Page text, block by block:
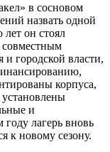
в сосновом
назвать одной
он стоял
совместным
и городской власти,
корпуса,
и
лагерь вновь
к новому сезону.